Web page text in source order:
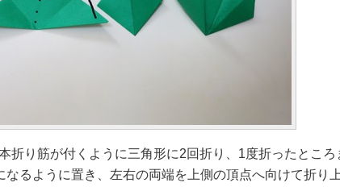
折り筋が付くように三角形に2回折り、1度折ったところ
なるように置き、左右の両端を上側の頂点へ向けて折り